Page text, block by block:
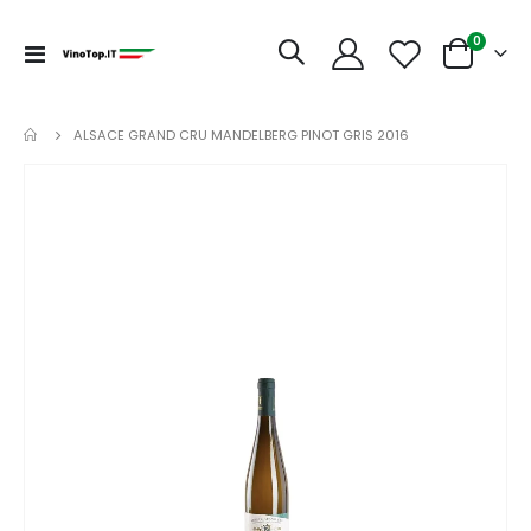
Toggle
Cart
0articoli
ALSACE GRAND CRU MANDELBERG PINOT GRIS 2016